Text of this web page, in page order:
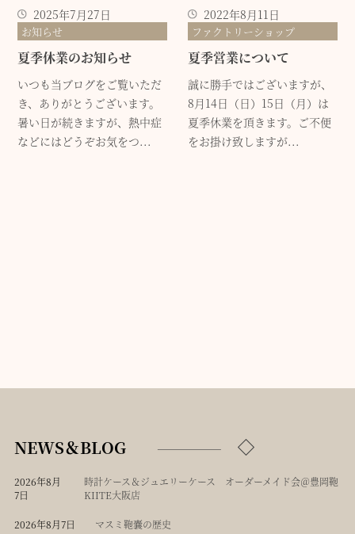
2025年7月27日
お知らせ
夏季休業のお知らせ
いつも当ブログをご覧いただ
き、ありがとうございます。
暑い日が続きますが、熱中症
などにはどうぞお気をつ...
2022年8月11日
ファクトリーショップ
夏季営業について
誠に勝手ではございますが、
8月14日（日）15日（月）は
夏季休業を頂きます。ご不便
をお掛け致しますが...
NEWS＆BLOG
2026年8月
7日
時計ケース＆ジュエリーケース オーダーメイド会＠豊岡鞄
KIITE大阪店
2026年8月7日 マスミ鞄嚢の歴史